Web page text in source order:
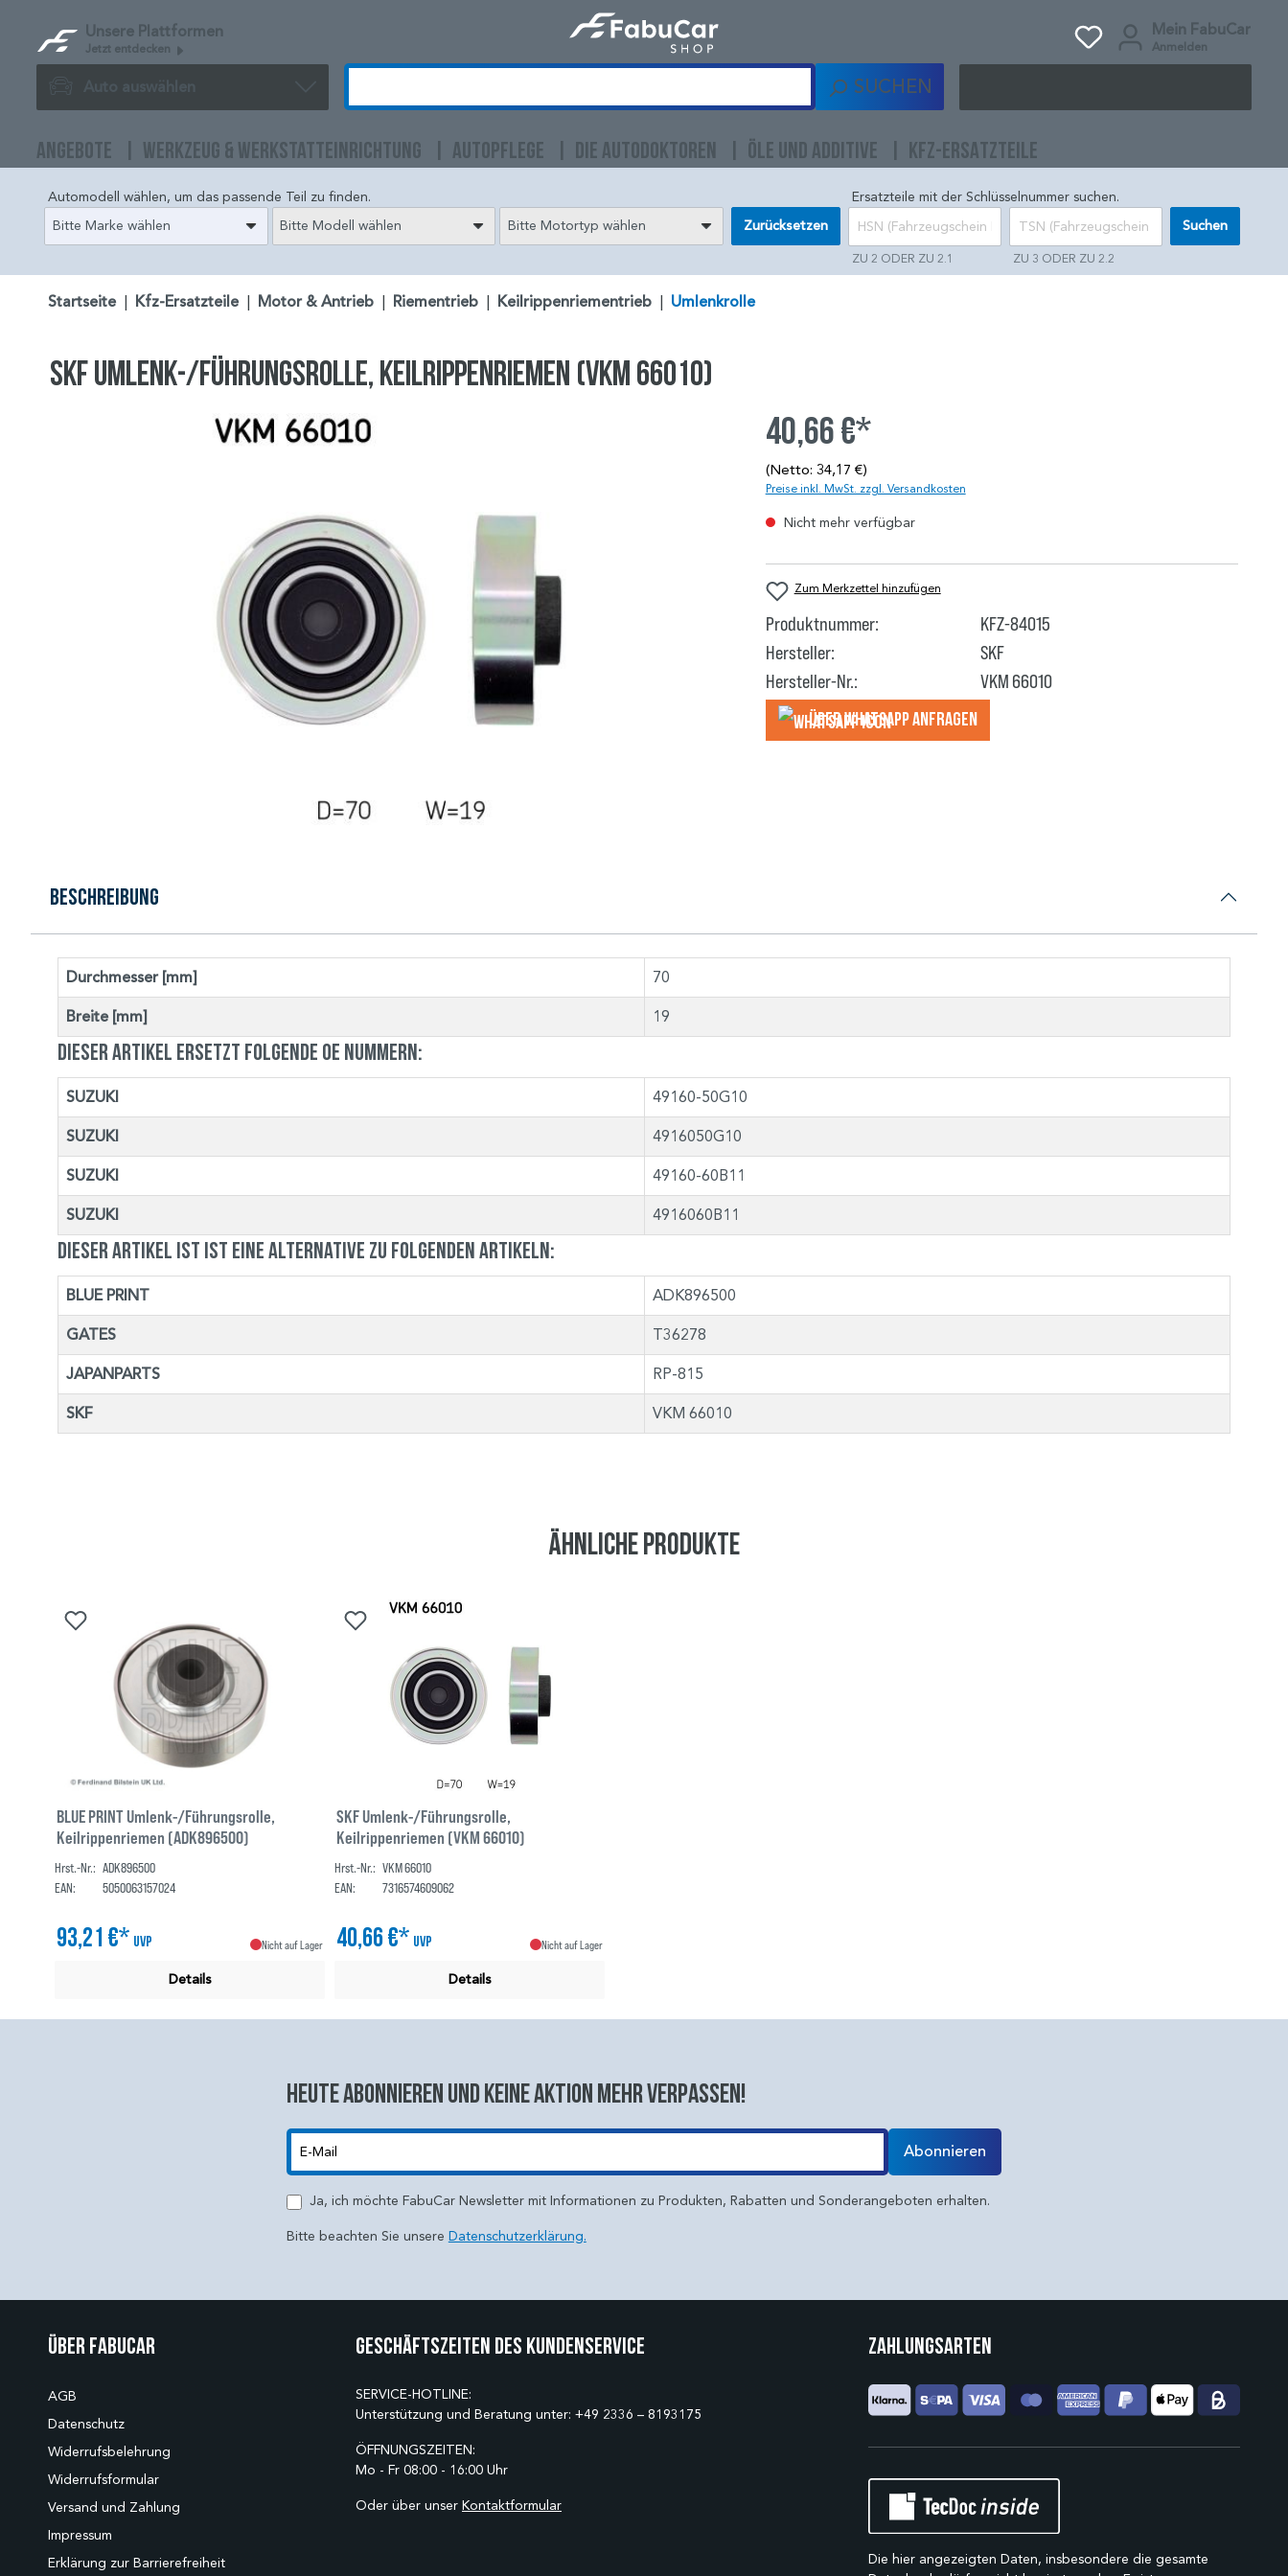
Unsere Plattformen
Jetzt entdecken
Mein FabuCar
Anmelden
Auto auswählen SUCHEN
ANGEBOTE WERKZEUG & WERKSTATTEINRICHTUNG AUTOPFLEGE DIE AUTODOKTOREN ÖLE UND ADDITIVE KFZ-ERSATZTEILE
Automodell wählen, um das passende Teil zu finden.
Bitte Marke wählen
Bitte Modell wählen Bitte Motortyp wählen Zurücksetzen
Ersatzteile mit der Schlüsselnummer suchen.
ZU 2 ODER ZU 2.1 ZU 3 ODER ZU 2.2
Suchen
Startseite Kfz-Ersatzteile Motor & Antrieb Riementrieb Keilrippenriementrieb Umlenkrolle
SKF Umlenk-/Führungsrolle, Keilrippenriemen (VKM 66010)
40,66 €*
(Netto: 34,17 €)
Preise inkl. MwSt. zzgl. Versandkosten
Nicht mehr verfügbar
Zum Merkzettel hinzufügen
Produktnummer:
KFZ-84015
Hersteller:
SKF
Hersteller-Nr.:
VKM 66010
Über WhatsApp anfragеn
Beschreibung
Durchmesser [mm] 70
Breite [mm] 19
Dieser Artikel ersetzt folgende OE Nummern:
SUZUKI 49160-50G10
SUZUKI 4916050G10
SUZUKI 49160-60B11
SUZUKI 4916060B11
Dieser Artikel ist ist eine Alternative zu folgenden Artikeln:
BLUE PRINT ADK896500
GATES T36278
JAPANPARTS RP-815
SKF VKM 66010
Ähnliche Produkte
BLUE PRINT Umlenk-/Führungsrolle,
Keilrippenriemen (ADK896500)
Hrst.-Nr.: ADK896500
EAN:
5050063157024
93,21 €* UVP Nicht auf Lager
Details
SKF Umlenk-/Führungsrolle,
Keilrippenriemen (VKM 66010)
Hrst.-Nr.: VKM 66010
EAN:
7316574609062
40,66 €* UVP Nicht auf Lager
Details
Heute abonnieren und keine aktion mehr verpassen!
Abonnieren
Ja, ich möchte FabuCar Newsletter mit Informationen zu Produkten, Rabatten und Sonderangeboten erhalten.
Bitte beachten Sie unsere Datenschutzerklärung.
Über Fabucar
AGB
Datenschutz
Widerrufsbelehrung
Widerrufsformular
Versand und Zahlung
Impressum
Erklärung zur Barrierefreiheit
Geschäftszeiten des Kundenservice
SERVICE-HOTLINE:
Unterstützung und Beratung unter: +49 2336 – 8193175
ÖFFNUNGSZEITEN:
Mo - Fr 08:00 - 16:00 Uhr
Oder über unser Kontaktformular
Zahlungsarten
Die hier angezeigten Daten, insbesondere die gesamte